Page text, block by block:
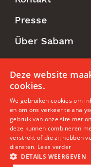
Menu
Presse
Über Sabam
©2026 Sabam CV/SC
member@sabam.be |
Rechtlicher Hinweis|
Deze website
cookies.
We gebruiken cookies om
en om ons verkeer te
gebruik van onze site met
deze kunnen combineren
verstrekt of die zij hebben
diensten. Lees verder
DETAILS WEERGEVEN